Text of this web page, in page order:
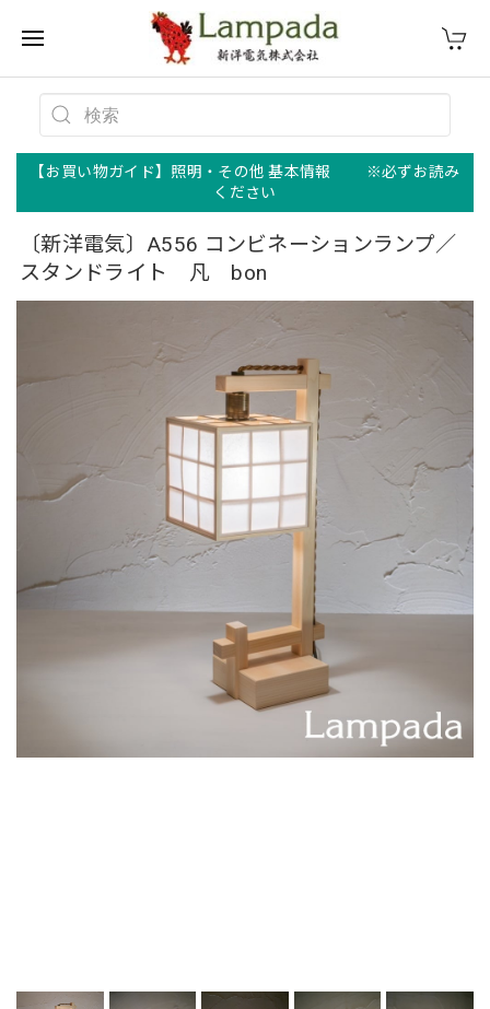
【お買い物ガイド】照明・その他 基本情報 ※必ずお読み
ください
〔新洋電気〕A556 コンビネーションランプ／
スタンドライト 凡 bon